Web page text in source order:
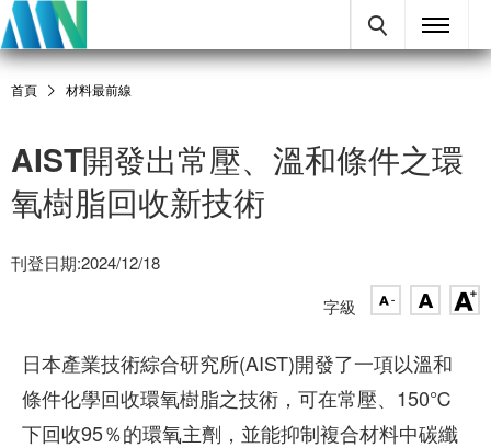
首頁 材料最前線
AIST開發出常壓、溫和條件之環
氧樹脂回收新技術
刊登日期:2024/12/18
字級
日本產業技術綜合研究所(AIST)開發了一項以溫和
條件化學回收環氧樹脂之技術，可在常壓、150℃
下回收95％的環氧主劑，並能抑制複合材料中碳纖